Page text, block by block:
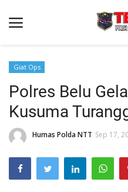
Beranda
Binkam
Terms & Conditions
Reskrim
Lantas
Giat Ops
Polres Belu
Kusuma
Humas Polda NTT Sep 17,